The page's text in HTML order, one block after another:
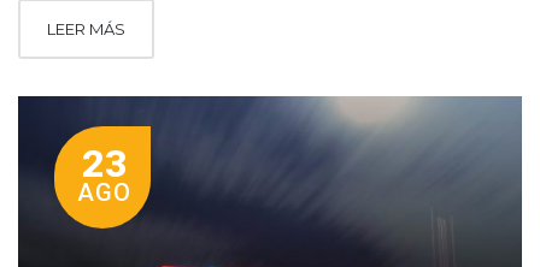
LEER MÁS
23
AGO